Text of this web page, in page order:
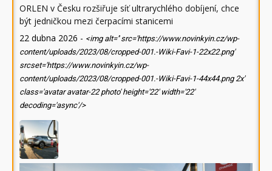
ORLEN v Česku rozšiřuje síť ultrarychlého dobíjení, chce
být jedničkou mezi čerpacími stanicemi
22 dubna 2026 - <img alt='' src='https://www.novinkyin.cz/wp-
content/uploads/2023/08/cropped-001.-Wiki-Favi-1-22x22.png'
srcset='https://www.novinkyin.cz/wp-
content/uploads/2023/08/cropped-001.-Wiki-Favi-1-44x44.png 2x'
class='avatar avatar-22 photo' height='22' width='22'
decoding='async'/>